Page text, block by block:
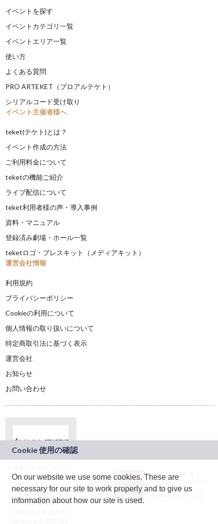
イベントを探す
イベントカテゴリ一覧
イベントエリア一覧
使い方
よくある質問
PRO ARTEKET（プロアルテケト）
シリアルコード受け取り
イベント主催者様へ
teket(テケト)とは？
イベント作成の方法
ご利用料金について
teketの機能ご紹介
ライブ配信について
teket利用者様の声・導入事例
資料・マニュアル
登録済み劇場・ホール一覧
teketロゴ・プレスキット（メディアキット）
運営会社情報
利用規約
プライバシーポリシー
Cookieの利用について
個人情報の取り扱いについて
特定商取引法に基づく表示
運営会社
お知らせ
お問い合わせ
ドコモグループの新
規事業創出プログラ
ム「docomo
STARTUP」を通じて
JASRAC許諾番号：
9024936001Y45037
JASRAC許諾番号：
On our website we use some cookies. These are
necessary for our site to work properly and to give us
information about how our site is used.